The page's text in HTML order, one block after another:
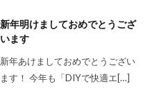
新年明けましておめでとうござ
います
新年あけましておめでとうござい
ます！ 今年も「DIYで快適エ[…]